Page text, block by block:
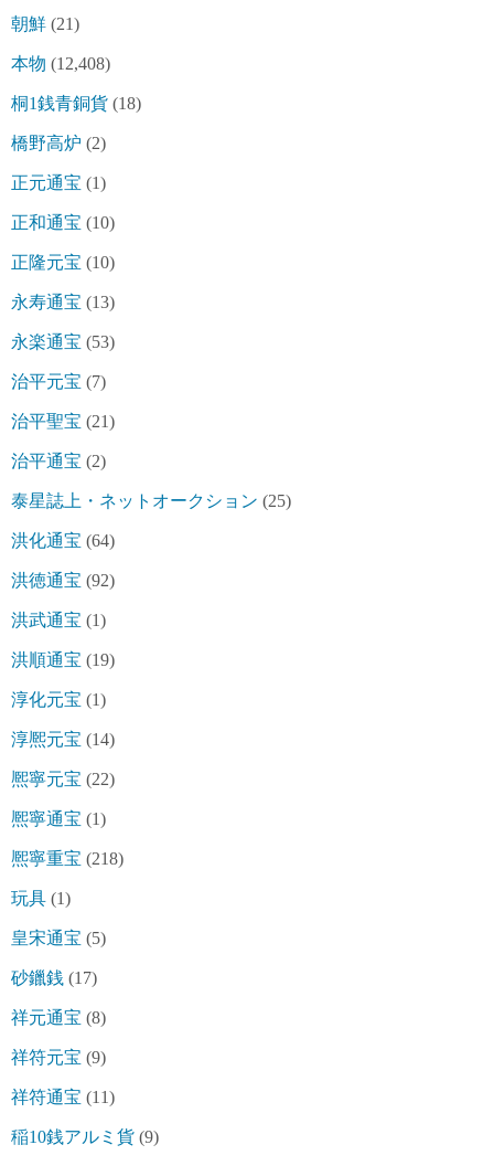
朝鮮 (21)
本物 (12,408)
桐1銭青銅貨 (18)
橋野高炉 (2)
正元通宝 (1)
正和通宝 (10)
正隆元宝 (10)
永寿通宝 (13)
永楽通宝 (53)
治平元宝 (7)
治平聖宝 (21)
治平通宝 (2)
泰星誌上・ネットオークション (25)
洪化通宝 (64)
洪徳通宝 (92)
洪武通宝 (1)
洪順通宝 (19)
淳化元宝 (1)
淳熈元宝 (14)
熈寧元宝 (22)
熈寧通宝 (1)
熈寧重宝 (218)
玩具 (1)
皇宋通宝 (5)
砂鑞銭 (17)
祥元通宝 (8)
祥符元宝 (9)
祥符通宝 (11)
稲10銭アルミ貨 (9)